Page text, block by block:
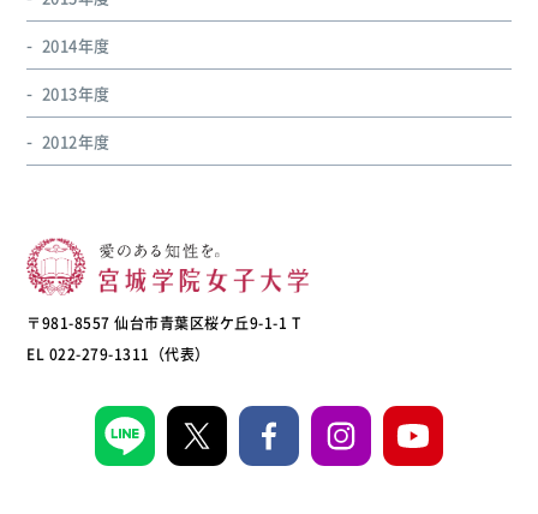
2014年度
2013年度
2012年度
〒981-8557 仙台市青葉区桜ケ丘9-1-1 T
EL 022-279-1311（代表）